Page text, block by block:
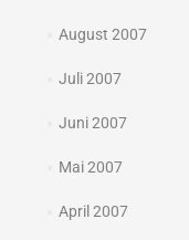
August 2007
Juli 2007
Juni 2007
Mai 2007
April 2007